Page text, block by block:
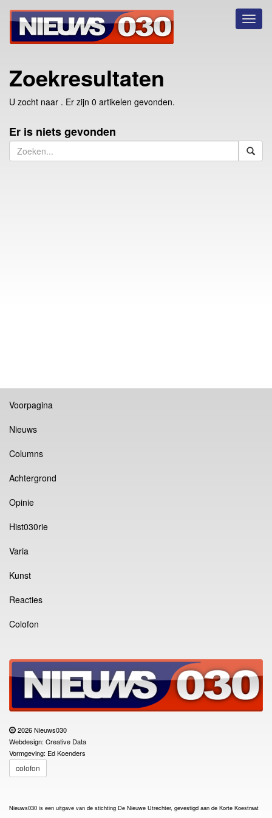
Zoekresultaten
U zocht naar . Er zijn 0 artikelen gevonden.
Er is niets gevonden
Voorpagina
Nieuws
Columns
Achtergrond
Opinie
Hist030rie
Varia
Kunst
Reacties
Colofon
2026 Nieuws030
Webdesign: Creative Data
Vormgeving: Ed Koenders
colofon
Nieuws030 is een uitgave van de stichting De Nieuwe Utrechter, gevestigd aan de Korte Koestraat